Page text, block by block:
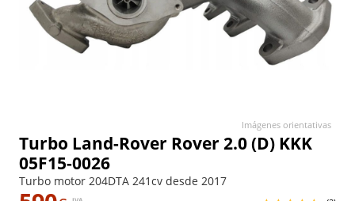
Turbo Land-Rover Rover 2.0 (D) KKK
05F15-0026
Turbo motor 204DTA 241cv desde 2017
Imágenes orientativas